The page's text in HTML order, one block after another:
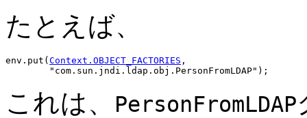
たとえば、
env.put(Context.OBJECT_FACTORIES ,
これは、 PersonFromLDAP